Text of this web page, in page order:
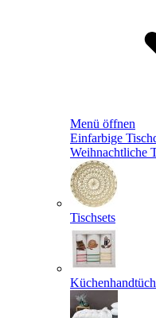
Menü öffnen
Einfarbige
Weihnachtliche
Tischsets